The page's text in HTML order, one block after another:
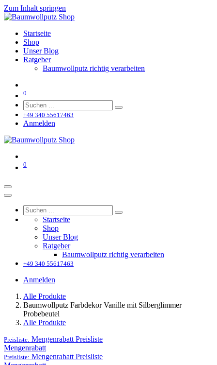
Zum Inhalt springen
Startseite
Shop
Unser Blog
Ratgeber
Baumwollputz richtig verarbeiten
0
+49 340 55617463
Anmelden
0
Startseite
Shop
Unser Blog
Ratgeber
Baumwollputz richtig verarbeiten
+49 340 55617463
Anmelden
Alle Produkte
Baumwollputz Farbdekor Vanille mit Silberglimmer
Probebeutel
Alle Produkte
Preisliste: Mengenrabatt Preisliste
Mengenrabatt
Preisliste: Mengenrabatt Preisliste